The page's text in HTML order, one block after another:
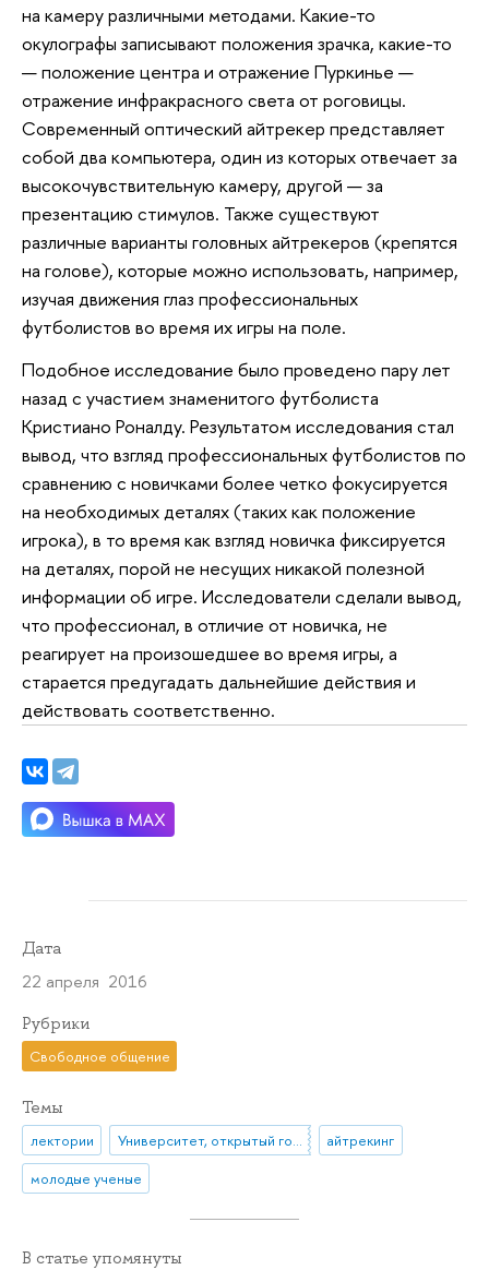
на камеру различными методами. Какие-то
окулографы записывают положения зрачка, какие-то
— положение центра и отражение Пуркинье —
отражение инфракрасного света от роговицы.
Современный оптический айтрекер представляет
собой два компьютера, один из которых отвечает за
высокочувствительную камеру, другой — за
презентацию стимулов. Также существуют
различные варианты головных айтрекеров (крепятся
на голове), которые можно использовать, например,
изучая движения глаз профессиональных
футболистов во время их игры на поле.
Подобное исследование было проведено пару лет
назад с участием знаменитого футболиста
Кристиано Роналду. Результатом исследования стал
вывод, что взгляд профессиональных футболистов по
сравнению с новичками более четко фокусируется
на необходимых деталях (таких как положение
игрока), в то время как взгляд новичка фиксируется
на деталях, порой не несущих никакой полезной
информации об игре. Исследователи сделали вывод,
что профессионал, в отличие от новичка, не
реагирует на произошедшее во время игры, а
старается предугадать дальнейшие действия и
действовать соответственно.
Дата
22 апреля 2016
Рубрики
Свободное общение
Темы
лектории Университет, открытый городу
айтрекинг
молодые ученые
В статье упомянуты